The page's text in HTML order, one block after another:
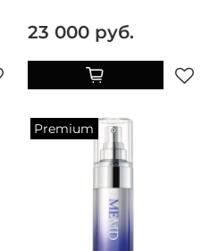
23 000 руб.
Premium